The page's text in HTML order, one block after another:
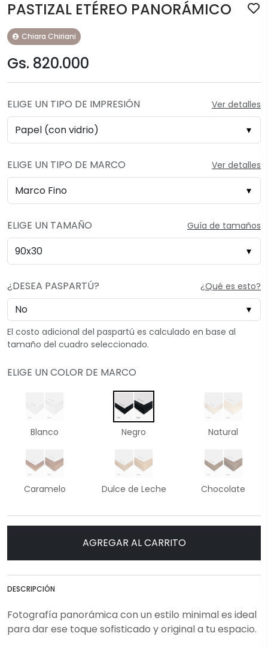
PASTIZAL ETÉREO PANORÁMICO
Chiara Chiriani
Gs. 820.000
ELIGE UN TIPO DE IMPRESIÓN Ver detalles
ELIGE UN TIPO DE MARCO Ver detalles
ELIGE UN TAMAÑO Guía de tamaños
¿DESEA PASPARTÚ? ¿Qué es esto?
El costo adicional del paspartú es calculado en base al
tamaño del cuadro seleccionado.
ELIGE UN COLOR DE MARCO
Blanco Negro Natural
Caramelo Dulce de Leche Chocolate
AGREGAR AL CARRITO
DESCRIPCIÓN
Fotografía panorámica con un estilo minimal es ideal
para dar ese toque sofisticado y original a tu espacio.